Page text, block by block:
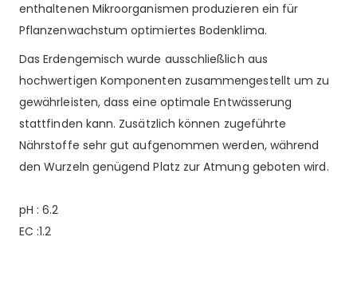
enthaltenen Mikroorganismen produzieren ein für
Pflanzenwachstum optimiertes Bodenklima.
Das Erdengemisch wurde ausschließlich aus
hochwertigen Komponenten zusammengestellt um zu
gewährleisten, dass eine optimale Entwässerung
stattfinden kann. Zusätzlich können zugeführte
Nährstoffe sehr gut aufgenommen werden, während
den Wurzeln genügend Platz zur Atmung geboten wird.
pH : 6.2
EC :1.2